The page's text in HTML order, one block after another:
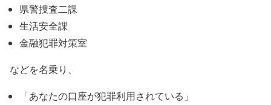
県警捜査二課
生活安全課
金融犯罪対策室
などを名乗り、
「あなたの口座が犯罪利用されている」